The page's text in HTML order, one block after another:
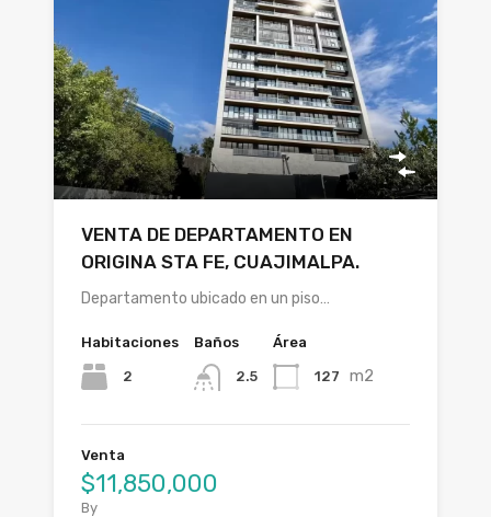
VENTA DE DEPARTAMENTO EN
ORIGINA STA FE, CUAJIMALPA.
Departamento ubicado en un piso…
Habitaciones
2
Baños
2.5
Área
127 m2
Venta
$11,850,000
By